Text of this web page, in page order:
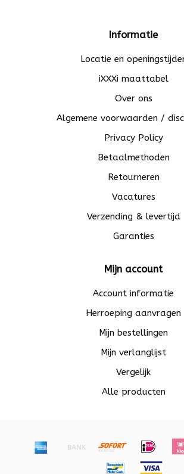
Informatie
Locatie en
iXXXi maattabel
Over ons
Algemene voorwaarden /
Privacy Policy
Betaalmethoden
Retourneren
Vacatures
Verzending & levertijd
Garanties
Mijn account
Account informatie
Herroeping aanvragen
Mijn bestellingen
Mijn verlanglijst
Vergelijk
Alle producten